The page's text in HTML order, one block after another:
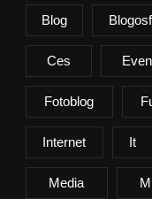
Blog
Ces
Fotoblog
Internet It
Media